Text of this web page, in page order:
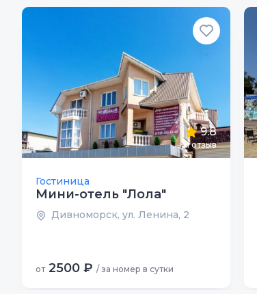
9.8
51отзыв
Гостиница
Мини-отель "Лола"
Дивноморск, ул. Ленина, 2
от 2500 ₽ / за номер в сутки